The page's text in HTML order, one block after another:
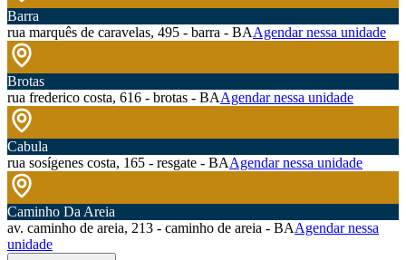
Barra
rua marquês de caravelas, 495 - barra - BAAgendar nessa unidade
Brotas
rua frederico costa, 616 - brotas - BAAgendar nessa unidade
Cabula
rua sosígenes costa, 165 - resgate - BAAgendar nessa unidade
Caminho Da Areia
av. caminho de areia, 213 - caminho de areia - BAAgendar nessa
unidade